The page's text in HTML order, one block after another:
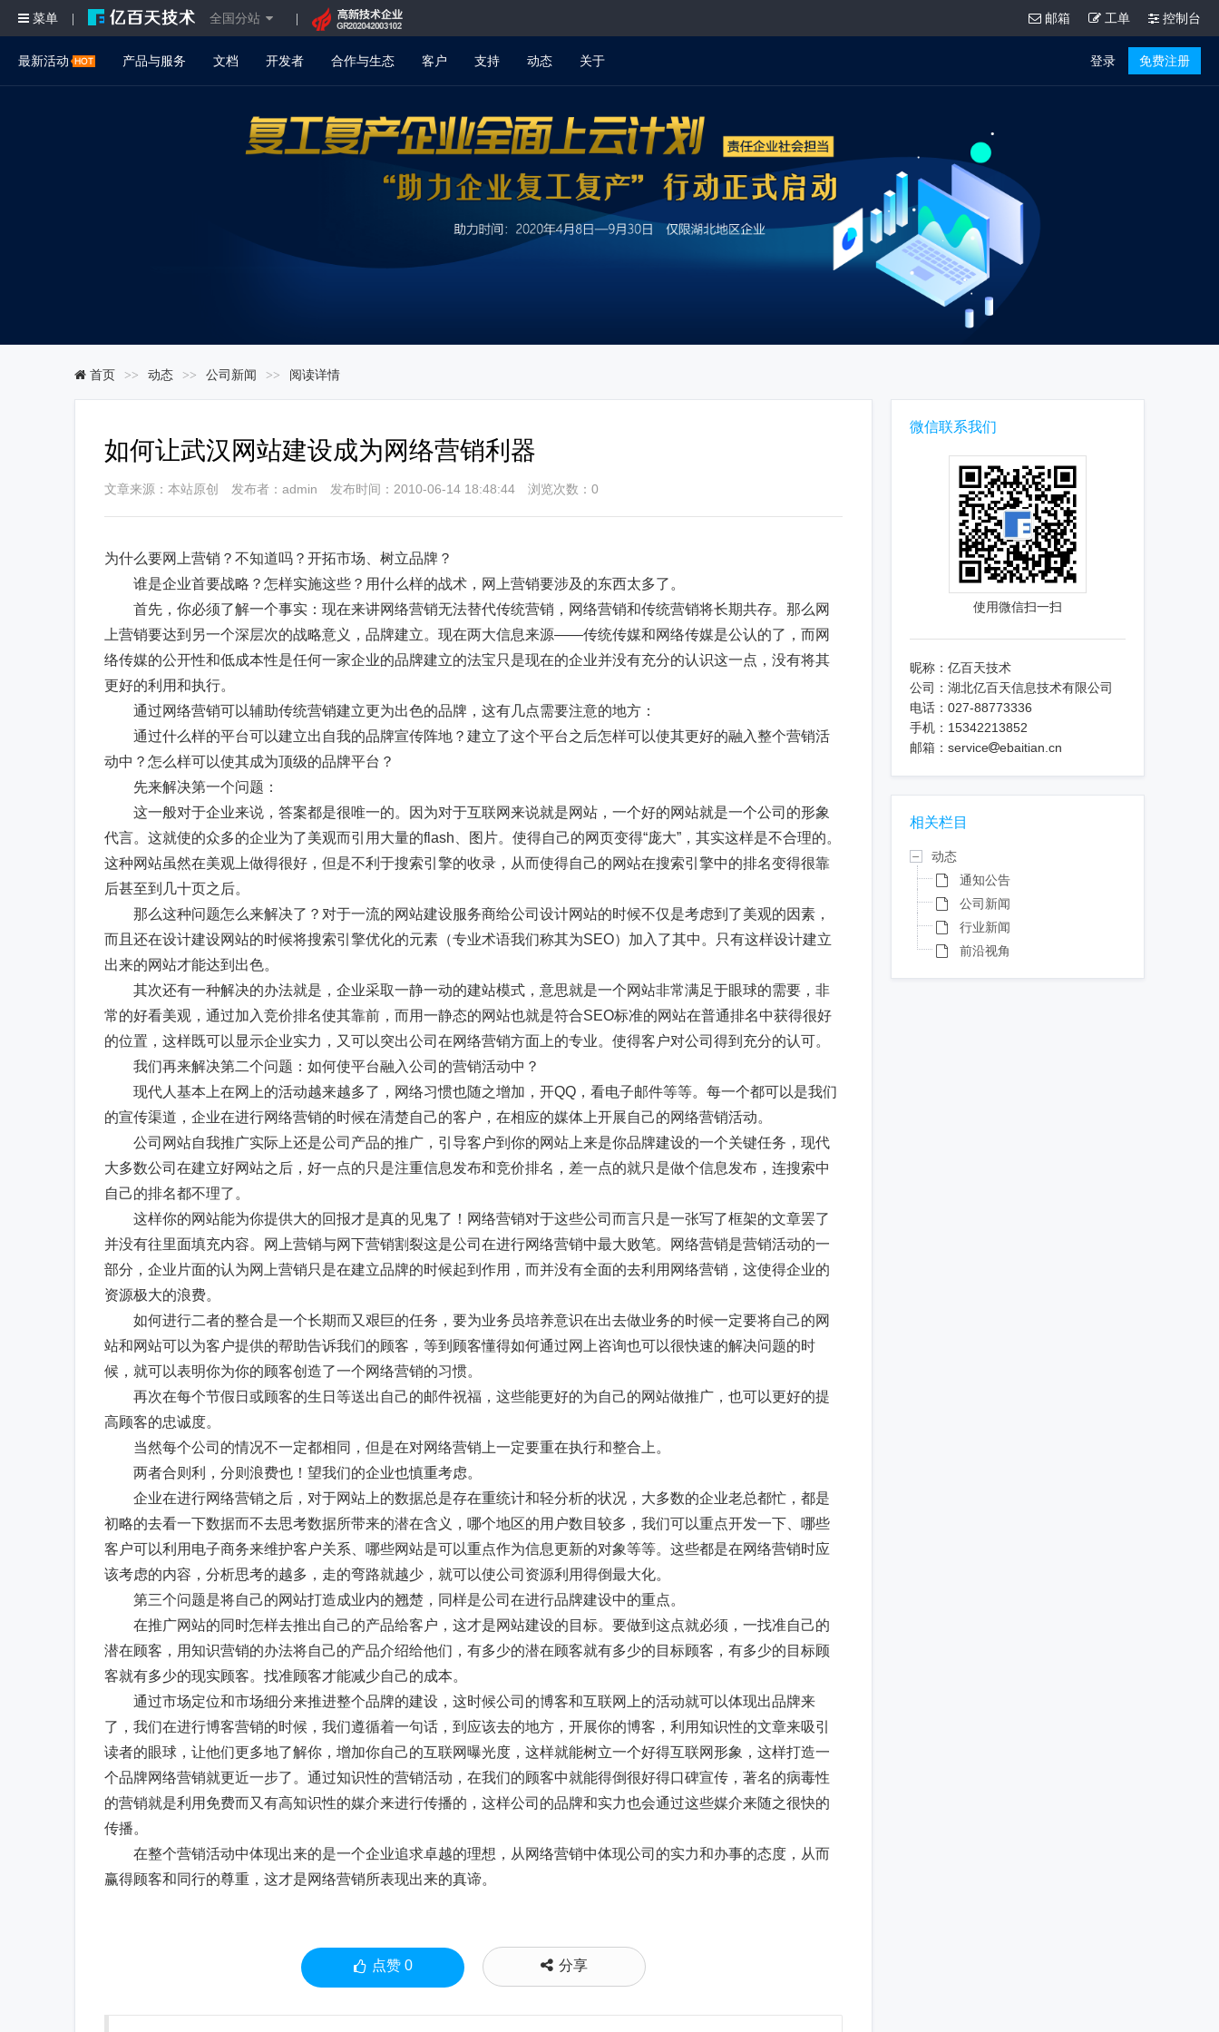
最新活动 产品与服务 文档 开发者 合作与生态 客户 支持 动态 关于 登录 免费注册
菜单 全国分站 邮箱 工单 控制台
首页 动态 公司新闻 阅读详情
如何让武汉网站建设成为网络营销利器
文章来源：本站原创 发布者：admin 发布时间：2010-06-14 18:48:44 浏览次数： 0
为什么要网上营销？不知道吗？开拓市场、树立品牌？
谁是企业首要战略？怎样实施这些？用什么样的战术，网上营销要涉及的东西太多了。
首先，你必须了解一个事实：现在来讲网络营销无法替代传统营销，网络营销和传统营销将长期共存。那么网
上营销要达到另一个深层次的战略意义，品牌建立。现在两大信息来源——传统传媒和网络传媒是公认的了，而网
络传媒的公开性和低成本性是任何一家企业的品牌建立的法宝只是现在的企业并没有充分的认识这一点，没有将其
更好的利用和执行。
通过网络营销可以辅助传统营销建立更为出色的品牌，这有几点需要注意的地方：
通过什么样的平台可以建立出自我的品牌宣传阵地？建立了这个平台之后怎样可以使其更好的融入整个营销活
动中？怎么样可以使其成为顶级的品牌平台？
先来解决第一个问题：
这一般对于企业来说，答案都是很唯一的。因为对于互联网来说就是网站，一个好的网站就是一个公司的形象
代言。这就使的众多的企业为了美观而引用大量的flash、图片。使得自己的网页变得“庞大”，其实这样是不合理的。
这种网站虽然在美观上做得很好，但是不利于搜索引擎的收录，从而使得自己的网站在搜索引擎中的排名变得很靠
后甚至到几十页之后。
那么这种问题怎么来解决了？对于一流的网站建设服务商给公司设计网站的时候不仅是考虑到了美观的因素，
而且还在设计建设网站的时候将搜索引擎优化的元素（专业术语我们称其为SEO）加入了其中。只有这样设计建立
出来的网站才能达到出色。
其次还有一种解决的办法就是，企业采取一静一动的建站模式，意思就是一个网站非常满足于眼球的需要，非
常的好看美观，通过加入竞价排名使其靠前，而用一静态的网站也就是符合SEO标准的网站在普通排名中获得很好
的位置，这样既可以显示企业实力，又可以突出公司在网络营销方面上的专业。使得客户对公司得到充分的认可。
我们再来解决第二个问题：如何使平台融入公司的营销活动中？
现代人基本上在网上的活动越来越多了，网络习惯也随之增加，开QQ，看电子邮件等等。每一个都可以是我们
的宣传渠道，企业在进行网络营销的时候在清楚自己的客户，在相应的媒体上开展自己的网络营销活动。
公司网站自我推广实际上还是公司产品的推广，引导客户到你的网站上来是你品牌建设的一个关键任务，现代
大多数公司在建立好网站之后，好一点的只是注重信息发布和竞价排名，差一点的就只是做个信息发布，连搜索中
自己的排名都不理了。
这样你的网站能为你提供大的回报才是真的见鬼了！网络营销对于这些公司而言只是一张写了框架的文章罢了
并没有往里面填充内容。网上营销与网下营销割裂这是公司在进行网络营销中最大败笔。网络营销是营销活动的一
部分，企业片面的认为网上营销只是在建立品牌的时候起到作用，而并没有全面的去利用网络营销，这使得企业的
资源极大的浪费。
如何进行二者的整合是一个长期而又艰巨的任务，要为业务员培养意识在出去做业务的时候一定要将自己的网
站和网站可以为客户提供的帮助告诉我们的顾客，等到顾客懂得如何通过网上咨询也可以很快速的解决问题的时
候，就可以表明你为你的顾客创造了一个网络营销的习惯。
再次在每个节假日或顾客的生日等送出自己的邮件祝福，这些能更好的为自己的网站做推广，也可以更好的提
高顾客的忠诚度。
当然每个公司的情况不一定都相同，但是在对网络营销上一定要重在执行和整合上。
两者合则利，分则浪费也！望我们的企业也慎重考虑。
企业在进行网络营销之后，对于网站上的数据总是存在重统计和轻分析的状况，大多数的企业老总都忙，都是
初略的去看一下数据而不去思考数据所带来的潜在含义，哪个地区的用户数目较多，我们可以重点开发一下、哪些
客户可以利用电子商务来维护客户关系、哪些网站是可以重点作为信息更新的对象等等。这些都是在网络营销时应
该考虑的内容，分析思考的越多，走的弯路就越少，就可以使公司资源利用得倒最大化。
第三个问题是将自己的网站打造成业内的翘楚，同样是公司在进行品牌建设中的重点。
在推广网站的同时怎样去推出自己的产品给客户，这才是网站建设的目标。要做到这点就必须，一找准自己的
潜在顾客，用知识营销的办法将自己的产品介绍给他们，有多少的潜在顾客就有多少的目标顾客，有多少的目标顾
客就有多少的现实顾客。找准顾客才能减少自己的成本。
通过市场定位和市场细分来推进整个品牌的建设，这时候公司的博客和互联网上的活动就可以体现出品牌来
了，我们在进行博客营销的时候，我们遵循着一句话，到应该去的地方，开展你的博客，利用知识性的文章来吸引
读者的眼球，让他们更多地了解你，增加你自己的互联网曝光度，这样就能树立一个好得互联网形象，这样打造一
个品牌网络营销就更近一步了。通过知识性的营销活动，在我们的顾客中就能得倒很好得口碑宣传，著名的病毒性
的营销就是利用免费而又有高知识性的媒介来进行传播的，这样公司的品牌和实力也会通过这些媒介来随之很快的
传播。
在整个营销活动中体现出来的是一个企业追求卓越的理想，从网络营销中体现公司的实力和办事的态度，从而
赢得顾客和同行的尊重，这才是网络营销所表现出来的真谛。
点赞 0 分享
微信联系我们
使用微信扫一扫
昵称：亿百天技术
公司：湖北亿百天信息技术有限公司
电话：027-88773336
手机：15342213852
邮箱：service
ebaitian.cn
相关栏目
动态
通知公告
公司新闻
行业新闻
前沿视角